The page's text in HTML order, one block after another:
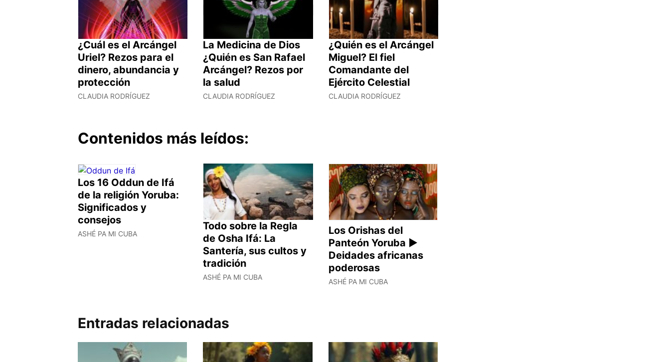
¿Cuál es el Arcángel
Uriel? Rezos para el
dinero, abundancia y
protección
CLAUDIA RODRÍGUEZ
La Medicina de Dios
¿Quién es San Rafael
Arcángel? Rezos por
la salud
CLAUDIA RODRÍGUEZ
¿Quién es el Arcángel
Miguel? El fiel
Comandante del
Ejército Celestial
CLAUDIA RODRÍGUEZ
Contenidos más leídos:
Los 16 Oddun de Ifá
de la religión Yoruba:
Significados y
consejos
ASHÉ PA MI CUBA
Todo sobre la Regla
de Osha Ifá: La
Santería, sus cultos y
tradición
ASHÉ PA MI CUBA
Los Orishas del
Panteón Yoruba ►
Deidades africanas
poderosas
ASHÉ PA MI CUBA
Entradas relacionadas